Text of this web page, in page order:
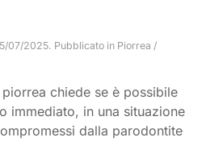
07/2025. Pubblicato in Piorrea /
chiede se è possibile
immediato, in una situazione
dalla parodontite